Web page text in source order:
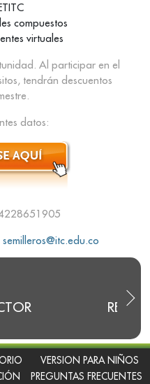
compuestos
virtuales
Al participar en el
tendrán descuentos
datos:
semilleros@itc.edu.co
VERSION PARA NIÑOS
PREGUNTAS FRECUENTES